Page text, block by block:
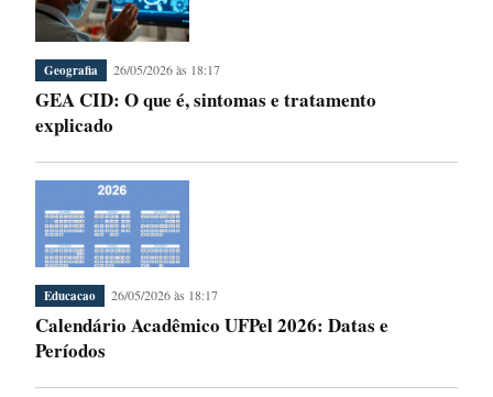
Geografia 26/05/2026 às 18:17
GEA CID: O que é, sintomas e tratamento
explicado
Educacao 26/05/2026 às 18:17
Calendário Acadêmico UFPel 2026: Datas e
Períodos